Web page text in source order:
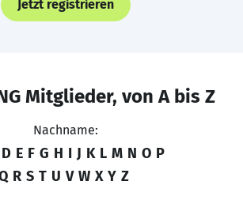
Jetzt registrieren
Mitglieder, von A bis Z
Nachname:
D E F G H I J K L M N O P
R S T U V W X Y Z